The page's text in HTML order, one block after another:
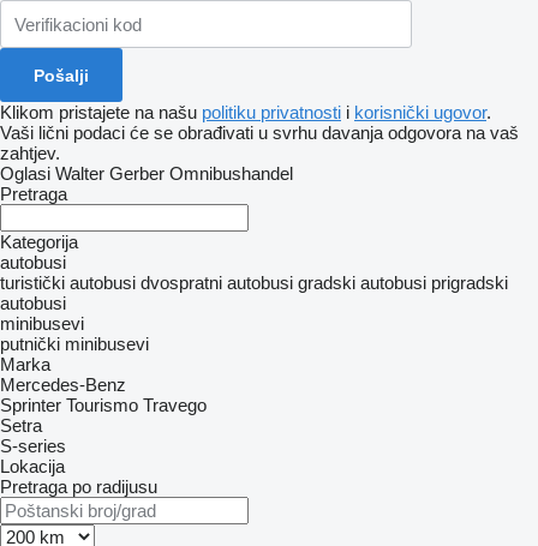
Klikom pristajete na našu politiku privatnosti i korisnički ugovor.
Vaši lični podaci će se obrađivati ​​u svrhu davanja odgovora na vaš
zahtjev.
Oglasi Walter Gerber Omnibushandel
Pretraga
Kategorija
autobusi
turistički autobusi dvospratni autobusi gradski autobusi prigradski
autobusi
minibusevi
putnički minibusevi
Marka
Mercedes-Benz
Sprinter Tourismo Travego
Setra
S-series
Lokacija
Pretraga po radijusu